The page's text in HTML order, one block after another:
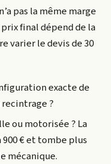
pas la même marge
final dépend de la
varier le devis de 30
exacte de
?
ou motorisée ? La
€ et tombe plus
mécanique.